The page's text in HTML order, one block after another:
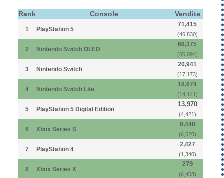
Rank Console Vendite
1 PlayStation 5
71,415
(46,830)
2 Nintendo Switch OLED
66,375
(50,094)
3 Nintendo Switch
20,941
(17,173)
4 Nintendo Switch Lite
18,674
(14,141)
5 PlayStation 5 Digital Edition
13,970
(4,421)
6 Xbox Series S
8,448
(6,520)
7 PlayStation 4
2,427
(1,340)
8 Xbox Series X
279
(6,458)